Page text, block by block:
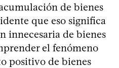
de bienes
que eso significa
innecesaria de bienes
el fenómeno
positivo de bienes